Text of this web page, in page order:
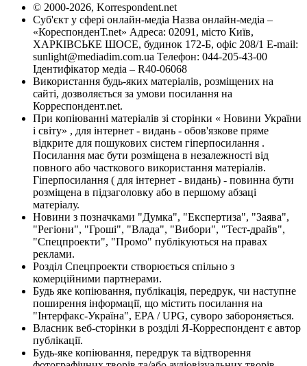
© 2000-2026, Korrespondent.net
Суб'єкт у сфері онлайн-медіа Назва онлайн-медіа –
«КореспонденТ.net» Адреса: 02091, місто Київ,
ХАРКІВСЬКЕ ШОСЕ, будинок 172-Б, офіс 208/1 E-mail:
sunlight@mediadim.com.ua Телефон: 044-205-43-00
Ідентифікатор медіа – R40-06068
Використання будь-яких матеріалів, розміщених на
сайті, дозволяється за умови посилання на
Корреспондент.net.
При копіюванні матеріалів зі сторінки « Новини України
і світу» , для інтернет - видань - обов'язкове пряме
відкрите для пошукових систем гіперпосилання .
Посилання має бути розміщена в незалежності від
повного або часткового використання матеріалів.
Гіперпосилання ( для інтернет - видань) - повинна бути
розміщена в підзаголовку або в першому абзаці
матеріалу.
Новини з позначками "Думка", "Експертиза", "Заява",
"Регіони", "Гроші", "Влада", "Вибори", "Тест-драйв",
"Спецпроекти", "Промо" публікуються на правах
реклами.
Розділ Спецпроекти створюється спільно з
комерційними партнерами.
Будь яке копіювання, публікація, передрук, чи наступне
поширення інформації, що містить посилання на
"Інтерфакс-Україна", EPA / UPG, суворо забороняється.
Власник веб-сторінки в розділі Я-Корреспондент є автор
публікації.
Будь-яке копіювання, передрук та відтворення